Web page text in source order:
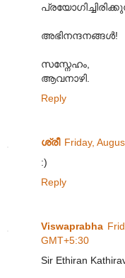
അഭിനന്ദനങ്ങള്‍!
സസ്നേഹം,
ആവനാഴി.
Reply
ശ്രീ Friday,
:)
Reply
Viswaprabha
GMT+5:30
Sir Ethiran